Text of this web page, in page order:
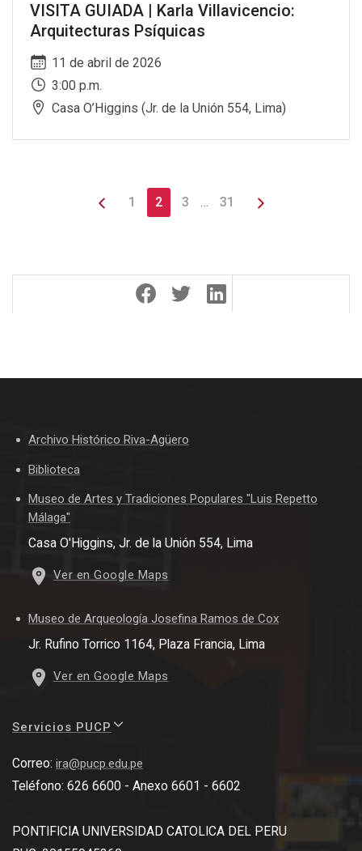
VISITA GUIADA | Karla Villavicencio:
Arquitecturas Psíquicas
11 de abril de 2026
3:00 p.m.
Casa O’Higgins (Jr. de la Unión 554, Lima)
1 2 3 … 31
Archivo Histórico Riva-Agüero
Biblioteca
Museo de Artes y Tradiciones Populares "Luis Repetto
Málaga"
Casa O'Higgins, Jr. de la Unión 554, Lima
Ver en Google Maps
Museo de Arqueología Josefina Ramos de Cox
Jr. Rufino Torrico 1164, Plaza Francia, Lima
Ver en Google Maps
Servicios PUCP
Correo: ira@pucp.edu.pe
Teléfono: 626 6600 - Anexo 6601 - 6602
PONTIFICIA UNIVERSIDAD CATOLICA DEL PERU